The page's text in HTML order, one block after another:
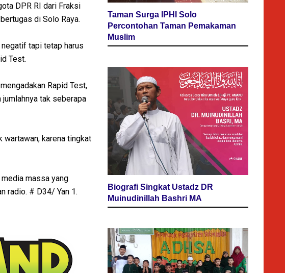
DPR RI dari Fraksi
di Solo Raya.
tapi tetap harus
Test.
Rapid Test,
tak seberapa
wartawan, karena tingkat
massa yang
radio. # D34/ Yan 1.
Taman Surga IPHI Solo
Percontohan Taman Pemakaman
Muslim
Biografi Singkat Ustadz DR
Muinudinillah Bashri MA